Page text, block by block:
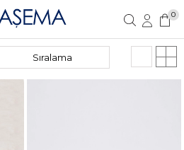
Üye Ol
0
Sıralama